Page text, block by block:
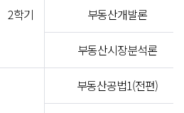
2학기 부동산개발론
부동산시장분석론
부동산공법1(전편)